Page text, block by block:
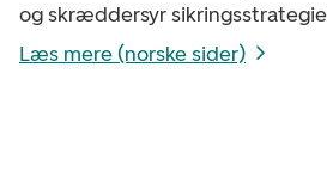
og skræddersyr
Læs mere (norske sider)